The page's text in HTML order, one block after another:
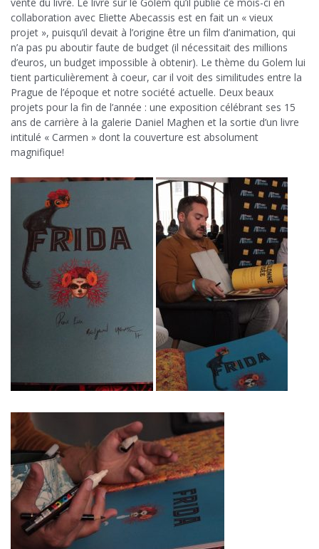
collaboration avec Eliette Abecassis est en fait un « vieux
projet », puisqu’il devait à l’origine être un film d’animation, qui
n’a pas pu aboutir faute de budget (il nécessitait des millions
d’euros, un budget impossible à obtenir). Le thème du Golem lui
tient particulièrement à coeur, car il voit des similitudes entre la
Prague de l’époque et notre société actuelle. Deux beaux
projets pour la fin de l’année : une exposition célébrant ses 15
ans de carrière à la galerie Daniel Maghen et la sortie d’un livre
intitulé « Carmen » dont la couverture est absolument
magnifique!